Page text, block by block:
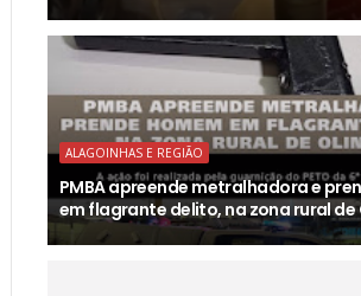
ALAGOINHAS E REGIÃO
PMBA apreende metralhadora e
em flagrante delito, na zona rural de